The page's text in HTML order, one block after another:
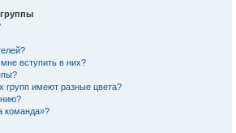
вступить в них?
групп имеют разные цвета?
команда»?